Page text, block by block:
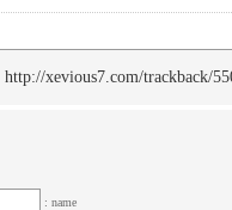
http://xevious7.com/trackback/
: name